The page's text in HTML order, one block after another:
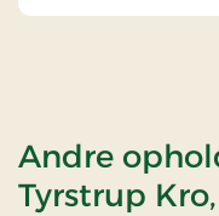
Andre
Tyrstrup